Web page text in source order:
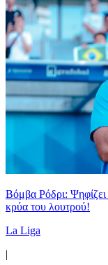
Βόμβα Ρόδρι:
κρύα του λουτρού!
La Liga
|